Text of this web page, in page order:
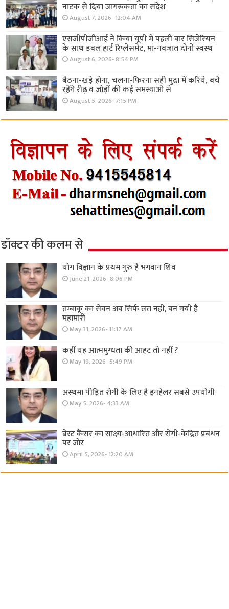
नाटक से दिया जागरूकता का संदेश
August 7, 2026- 12:04 AM
एसजीपीजीआई ने किया यूपी में पहली बार सिजेरियन
के साथ डबल हार्ट रिप्लेसमेंट, मां-नवजात दोनों स्वस्थ
August 6, 2026- 8:54 PM
बैठना-खड़े होना, चलना-फिरना सही मुद्रा में करिये, बचे
रहेंगे रीढ़ व जोड़ों की कई समस्याओं से
August 5, 2026- 7:15 PM
डॉक्टर की कलम से
योग विज्ञान के प्रथम गुरु हैं भगवान शिव
June 21, 2026- 8:06 PM
तम्बाकू का सेवन अब सिर्फ लत नहीं, बन गयी है
महामारी
May 31, 2026- 11:17 AM
कहीं यह आत्ममुग्धता की आहट तो नहीं ?
May 19, 2026- 5:49 PM
अस्थमा पीड़ित रोगी के लिए है इनहेलर सबसे उपयोगी
May 5, 2026- 4:33 AM
ब्रेस्ट कैंसर का साक्ष्य-आधारित और रोगी-केंद्रित प्रबंधन
पर जोर
April 5, 2026- 12:20 AM